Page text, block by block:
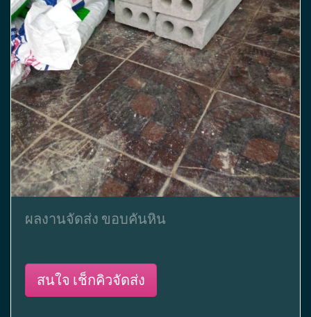
ผลงานจัดส่ง ขอบคันหิน
สนใจ เช็กคิวจัดส่ง